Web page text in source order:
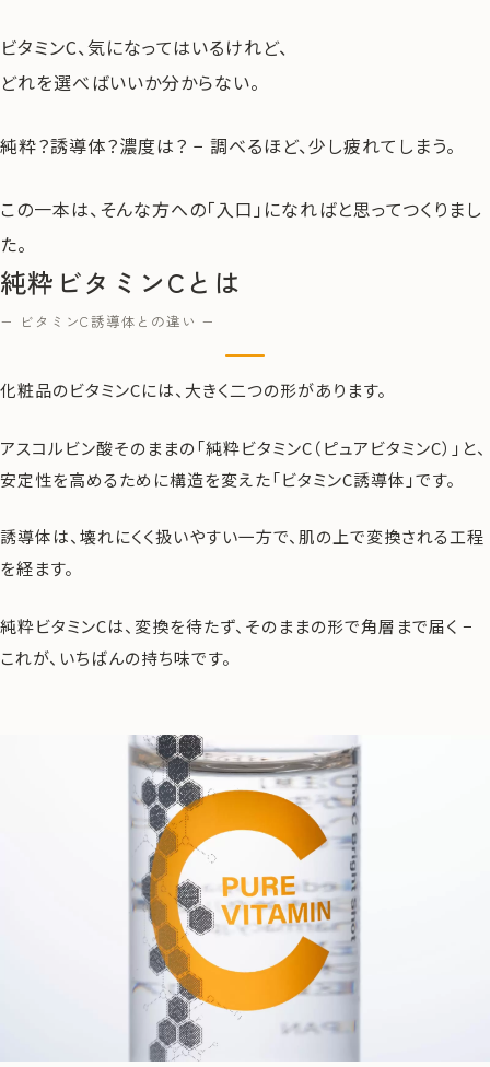
ビタミンC、気になってはいるけれど、
どれを選べばいいか分からない。
純粋？誘導体？濃度は？ − 調べるほど、少し疲れてしまう。
この一本は、そんな方への「入口」になればと思ってつくりまし
た。
純粋ビタミンCとは
− ビタミンC誘導体との違い −
化粧品のビタミンCには、大きく二つの形があります。
アスコルビン酸そのままの「純粋ビタミンC（ピュアビタミンC）」と、
安定性を高めるために構造を変えた「ビタミンC誘導体」です。
誘導体は、壊れにくく扱いやすい一方で、肌の上で変換される工程
を経ます。
純粋ビタミンCは、変換を待たず、そのままの形で角層まで届く −
これが、いちばんの持ち味です。